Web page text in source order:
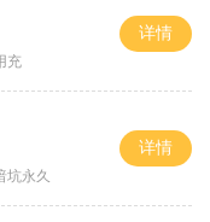
充
详情
坑永久
详情